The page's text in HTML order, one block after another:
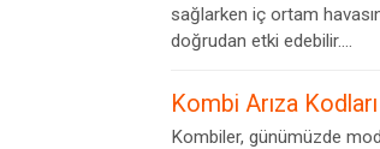
sağlarken iç ortam
doğrudan etki edebilir....
Kombi Arıza
Kombiler, günümüzde